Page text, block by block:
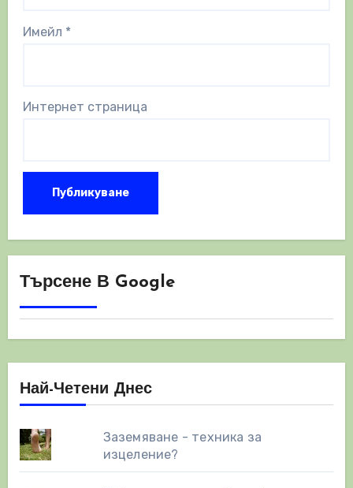
Имейл *
Интернет страница
Търсене В Google
Най-Четени Днес
Заземяване - техника за
изцеление?